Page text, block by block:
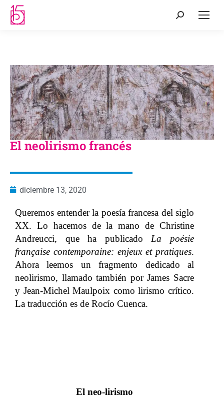
El neolirismo francés
diciembre 13, 2020
Queremos entender la poesía francesa del siglo
XX. Lo hacemos de la mano de Christine
Andreucci, que ha publicado La poésie
française contemporaine: enjeux et pratiques.
Ahora leemos un fragmento dedicado al
neolirismo, llamado también por James Sacre
y Jean-Michel Maulpoix como lirismo crítico.
La traducción es de Rocío Cuenca.
El neo-lirismo